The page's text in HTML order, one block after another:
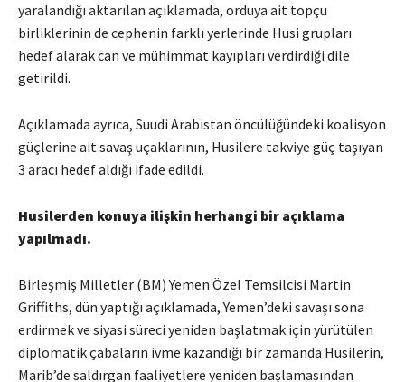
yaralandığı aktarılan açıklamada, orduya ait topçu
birliklerinin de cephenin farklı yerlerinde Husi grupları
hedef alarak can ve mühimmat kayıpları verdirdiği dile
getirildi.
Açıklamada ayrıca, Suudi Arabistan öncülüğündeki koalisyon
güçlerine ait savaş uçaklarının, Husilere takviye güç taşıyan
3 aracı hedef aldığı ifade edildi.
Husilerden konuya ilişkin herhangi bir açıklama
yapılmadı.
Birleşmiş Milletler (BM) Yemen Özel Temsilcisi Martin
Griffiths, dün yaptığı açıklamada, Yemen’deki savaşı sona
erdirmek ve siyasi süreci yeniden başlatmak için yürütülen
diplomatik çabaların ivme kazandığı bir zamanda Husilerin,
Marib’de saldırgan faaliyetlere yeniden başlamasından